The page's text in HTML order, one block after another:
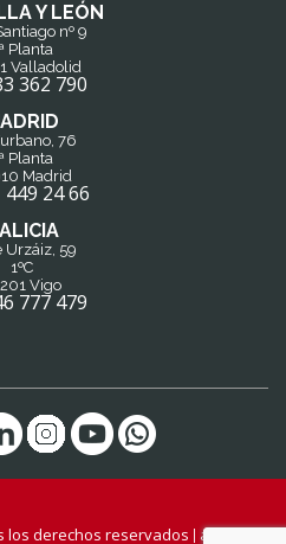
Y LEÓN
nº 9
Planta
Valladolid
362 790
76
Planta
Madrid
449 24 66
Urzáiz, 59
1ºC
Vigo
777 479
los derechos reservados aviso